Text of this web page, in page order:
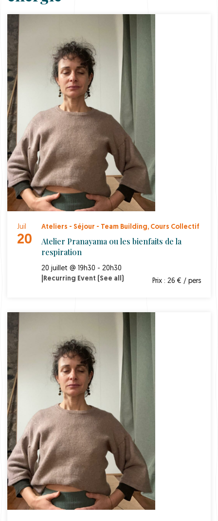
Juil
20
Ateliers - Séjour - Team Building, Cours Collectif
Atelier Pranayama ou les bienfaits de la
respiration
20 juillet @ 19h30 - 20h30
Recurring Event (See all) Prix : 26 € / pers